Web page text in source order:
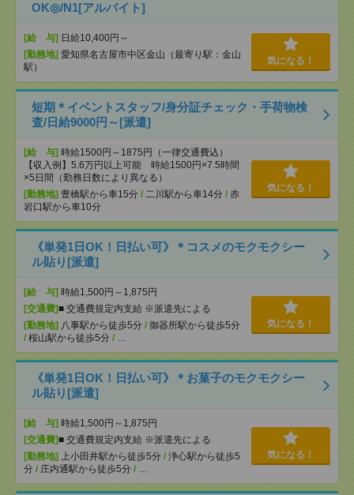
OK◎/N1[アルバイト]
[給 与] 日給10,400円～
[勤務地] 愛知県名古屋市中区金山（最寄り駅：金山
駅）
気になる！
短期＊イベントスタッフ/身分証チェック・手荷物検
査/日給9000円～[派遣]
[給 与] 時給1500円～1875円（一律交通費込）
【収入例】5.6万円以上可能 時給1500円×7.5時間
×5日間（勤務日数により異なる）
[勤務地] 豊橋駅から車15分 / 二川駅から車14分 / 赤
岩口駅から車10分
気になる！
《単発1日OK！日払い可》＊コスメのモクモクシー
ル貼り[派遣]
[給 与] 時給1,500円～1,875円
[交通費]■ 交通費規定内支給 ※派遣先による
[勤務地] 八事駅から徒歩5分 / 御器所駅から徒歩5分
/ 桜山駅から徒歩5分 / …
気になる！
《単発1日OK！日払い可》＊お菓子のモクモクシー
ル貼り[派遣]
[給 与] 時給1,500円～1,875円
[交通費]■ 交通費規定内支給 ※派遣先による
[勤務地] 上小田井駅から徒歩5分 / 浄心駅から徒歩5
分 / 庄内通駅から徒歩5分 / …
気になる！